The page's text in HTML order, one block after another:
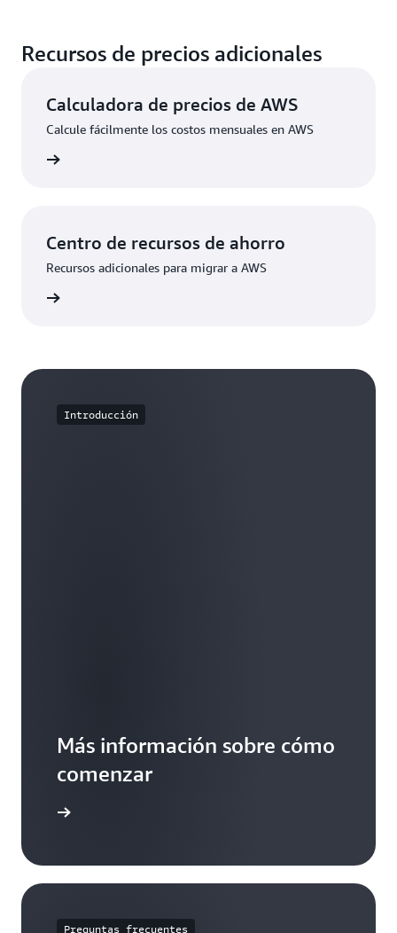
Recursos de precios adicionales
Calculadora de precios de AWS
Calcule fácilmente los costos mensuales en AWS
Centro de recursos de ahorro
Recursos adicionales para migrar a AWS
Introducción
Más información sobre cómo
comenzar
Preguntas frecuentes